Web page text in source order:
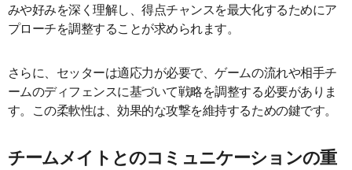
みや好みを深く理解し、得点チャンスを最大化するためにア
プローチを調整することが求められます。
さらに、セッターは適応力が必要で、ゲームの流れや相手チ
ームのディフェンスに基づいて戦略を調整する必要がありま
す。この柔軟性は、効果的な攻撃を維持するための鍵です。
チームメイトとのコミュニケーションの重